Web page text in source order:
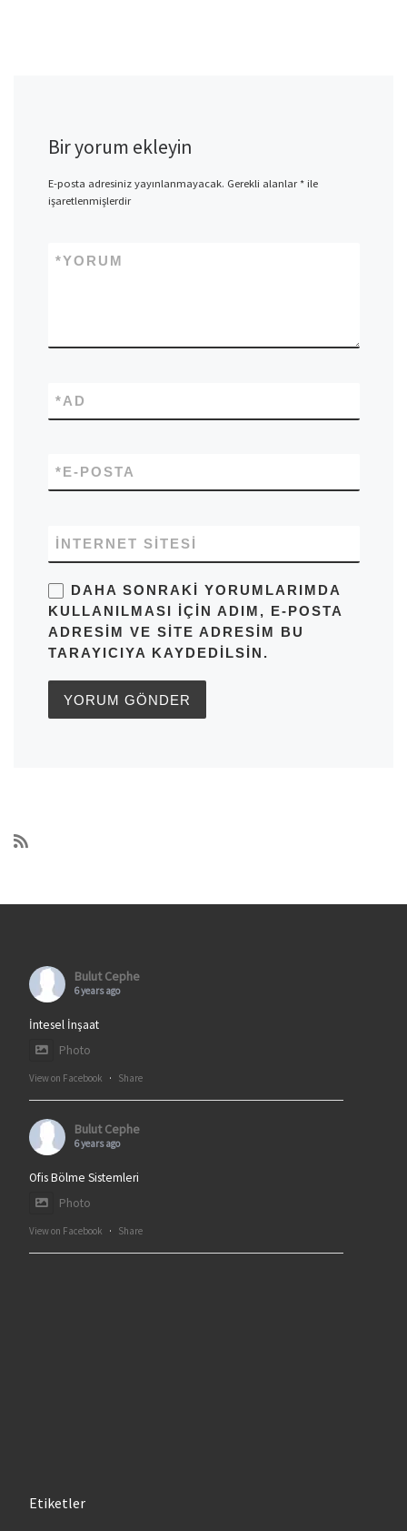
Bir yorum ekleyin
E-posta adresiniz yayınlanmayacak. Gerekli alanlar*ile
işaretlenmişlerdir
YORUM
*
AD
*
E-POSTA
*
İNTERNET SITESI
DAHA SONRAKI YORUMLARIMDA
KULLANILMASI IÇIN ADIM, E-POSTA
ADRESIM VE SITE ADRESIM BU
TARAYICIYA KAYDEDILSIN.
Bulut Cephe
6 years ago
İntesel İnşaat
Photo
View on Facebook · Share
Bulut Cephe
6 years ago
Ofis Bölme Sistemleri
Photo
View on Facebook · Share
Etiketler